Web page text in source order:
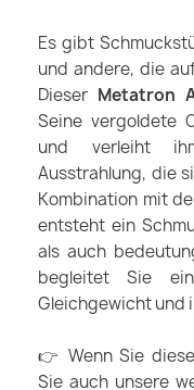
Es gibt
und andere, die
Dieser Metatron
Seine vergoldete
und verleiht
Ausstrahlung, die
Kombination mit
entsteht ein
als auch
begleitet Sie
Gleichgewicht und
👉 Wenn Sie
Sie auch unsere